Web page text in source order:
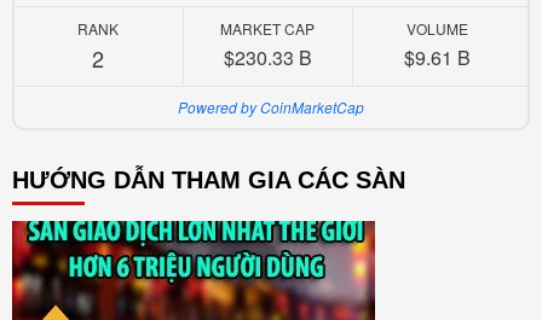
RANK
2
MARKET CAP
$230.33 B
VOLUME
$9.61 B
Powered by CoinMarketCap
HƯỚNG DẪN THAM GIA CÁC SÀN